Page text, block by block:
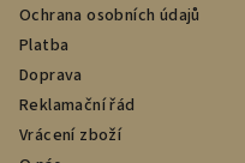
Ochrana osobních údajů
Platba
Doprava
Reklamační řád
Vrácení zboží